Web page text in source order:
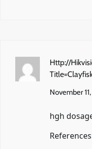
Http://
November
hgh